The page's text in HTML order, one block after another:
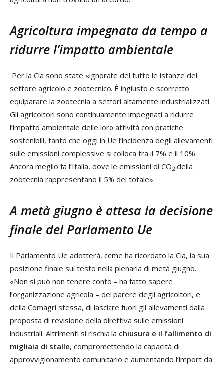
Agricoltura impegnata da tempo a
ridurre l’impatto ambientale
Per la Cia sono state «ignorate del tutto le istanze del
settore agricolo e zootecnico. È ingiusto e scorretto
equiparare la zootecnia a settori altamente industrializzati.
Gli agricoltori sono continuamente impegnati a ridurre
l’impatto ambientale delle loro attività con pratiche
sostenibili, tanto che oggi in Ue l’incidenza degli allevamenti
sulle emissioni complessive si colloca tra il 7% e il 10%.
Ancora meglio fa l’Italia, dove le emissioni di CO2 della
zootecnia rappresentano il 5% del totale».
A metà giugno è attesa la decisione
finale del Parlamento Ue
Il Parlamento Ue adotterà, come ha ricordato la Cia, la sua
posizione finale sul testo nella plenaria di metà giugno.
«Non si può non tenere conto – ha fatto sapere
l’organizzazione agricola – del parere degli agricoltori, e
della Comagri stessa, di lasciare fuori gli allevamenti dalla
proposta di revisione della direttiva sulle emissioni
industriali. Altrimenti si rischia la chiusura e il fallimento di
migliaia di stalle, compromettendo la capacità di
approvvigionamento comunitario e aumentando l’import da